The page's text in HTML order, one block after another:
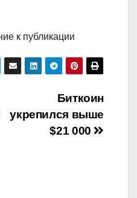
к публикации
Биткоин
укрепился выше
$21 000